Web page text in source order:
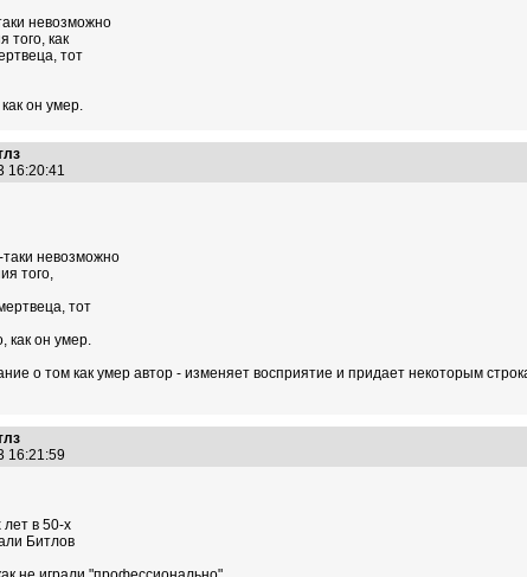
невозможно
того, как
тот
он умер.
16:20:41
невозможно
того,
тот
как он умер.
о том как умер автор - изменяет восприятие и придает некоторым
16:21:59
в 50-х
Битлов